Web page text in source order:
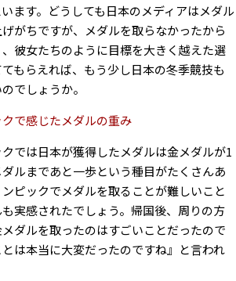
ます。どうしても日本のメディアはメダル
がちですが、メダルを取らなかったから
彼女たちのように目標を大きく越えた選
もらえれば、もう少し日本の冬季競技も
でしょうか。
で感じたメダルの重み
では日本が獲得したメダルは金メダルが1
ルまであと一歩という種目がたくさんあ
ピックでメダルを取ることが難しいこと
実感されたでしょう。帰国後、周りの方
ダルを取ったのはすごいことだったので
は本当に大変だったのですね』と言われ